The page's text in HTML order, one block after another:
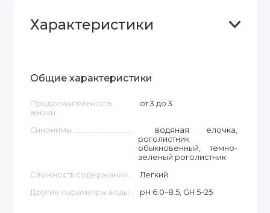
Характеристики
Общие характеристики
Продолжительность
жизни
от 3 до 3
Синонимы
водяная елочка,
роголистник
обыкновенный, темно-
зеленый роголистник
Сложность содержания
Легкий
Другие параметры воды
pH 6.0–8.5, GH 5–25